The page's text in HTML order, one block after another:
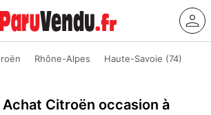
Rhône-Alpes
Haute-Savoie (74)
Citroën occasion à